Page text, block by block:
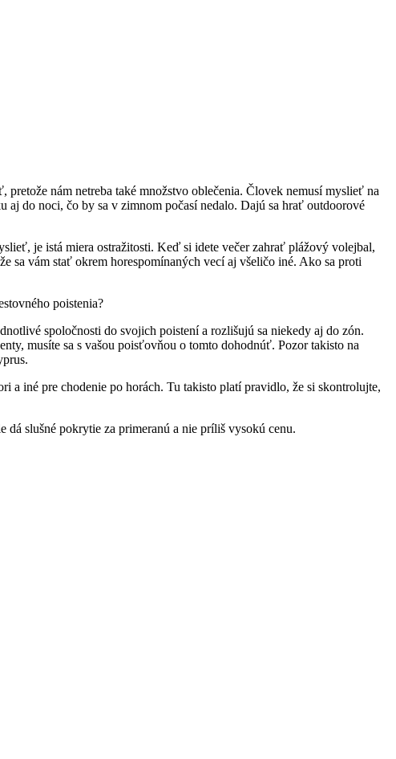
nám netreba také množstvo oblečenia. Človek nemusí myslieť na
do noci, čo by sa v zimnom počasí nedalo. Dajú sa hrať outdoorové
je istá miera ostražitosti. Keď si idete večer zahrať plážový volejbal,
sa vám stať okrem horespomínaných vecí aj všeličo iné. Ako sa proti
poistenia?
spoločnosti do svojich poistení a rozlišujú sa niekedy aj do zón.
musíte sa s vašou poisťovňou o tomto dohodnúť. Pozor takisto na
a iné pre chodenie po horách. Tu takisto platí pravidlo, že si skontrolujte,
dá slušné pokrytie za primeranú a nie príliš vysokú cenu.